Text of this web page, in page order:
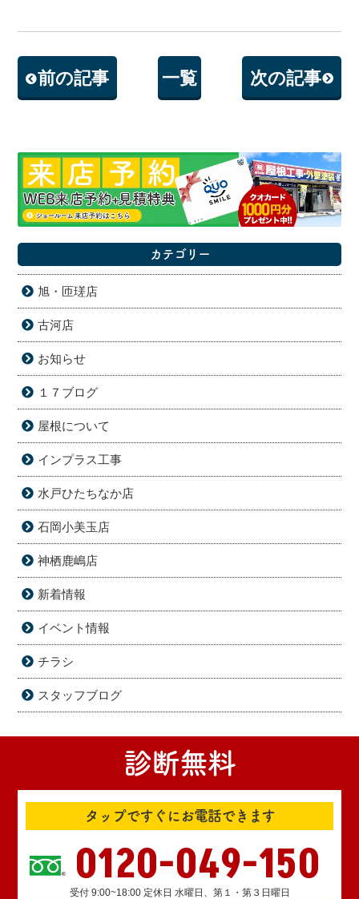
前の記事 一覧 次の記事
カテゴリー
旭・匝瑳店
古河店
お知らせ
１７ブログ
屋根について
インプラス工事
水戸ひたちなか店
石岡小美玉店
神栖鹿嶋店
新着情報
イベント情報
チラシ
スタッフブログ
診断無料
タップですぐにお電話できます
0120-049-150
受付 9:00~18:00 定休日 水曜日、第１・第３日曜日